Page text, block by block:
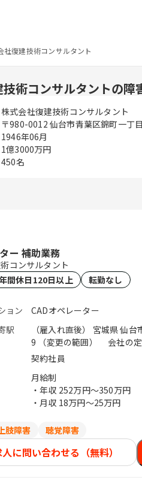
社復建技術コンサルタント
術コンサルタントの障
株式会社復建技術コンサルタント
〒980-0012 仙台市青葉区錦町一丁
1946年06月
1億3000万円
450名
ー 補助業務
コンサルタント
間休日120日以上 転勤なし
ョン
CADオペレーター
駅
（雇入れ直後） 宮城県 仙台市青葉区 錦町
9 （変更の範囲） 会社の
契約社員
月給制
・年収 252万円〜350万円
・月収 18万円〜25万円
肢障害 聴覚障害
に問い合わせる（無料）